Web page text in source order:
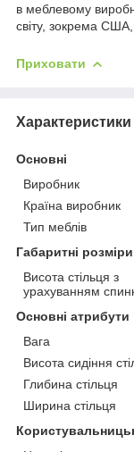
в меблевому
світу, зокрема США,
Приховати
Характеристики
Основні
Виробник
Країна виробник
Тип меблів
Габаритні розміри
Висота стільця з
урахуванням
Основні атрибути
Вага
Висота сидіння
Глибина стільця
Ширина стільця